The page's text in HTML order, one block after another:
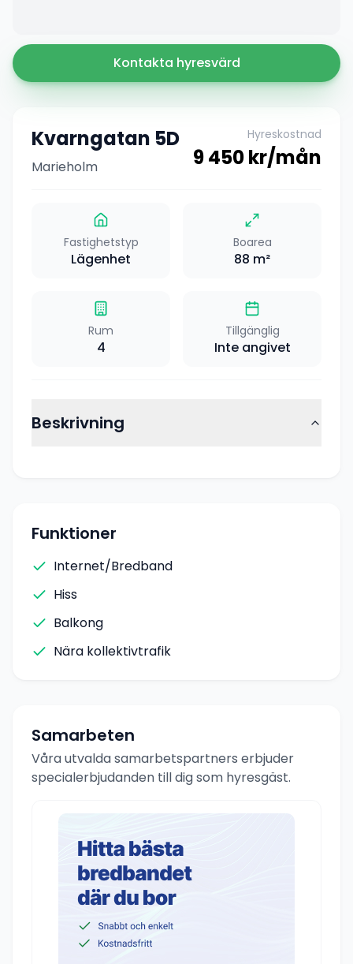
Kontakta hyresvärd
Kvarngatan 5D
Marieholm
Hyreskostnad
9 450kr/mån
Fastighetstyp
Lägenhet
Boarea
88 m²
Rum
4
Tillgänglig
Inte angivet
Beskrivning
Funktioner
Internet/Bredband
Hiss
Balkong
Nära kollektivtrafik
Samarbeten
Våra utvalda samarbetspartners erbjuder
specialerbjudanden till dig som hyresgäst.